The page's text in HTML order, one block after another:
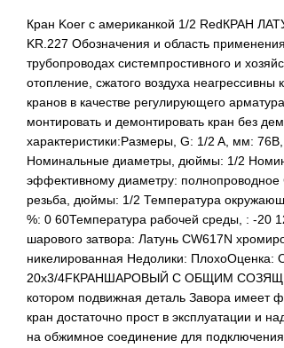
Кран Koer с американкой 1/2
KR.227 Обозначения и область
трубопроводах системпростивного и
отопление, сжатого воздуха
кранов в качестве регулирующего
монтировать и демонтировать кран без
характеристики:Размеры, G: 1/2 A, мм:
Номинальные диаметры, дюймы: 1/2
эффективному диаметру:
резьба, дюймы: 1/2 Температура
%: 0 60Температура рабочей среды, : -20
шарового затвора: Латунь CW617N
никелированная Недолики: ПлохоОценка:
20x3/4FКРАНШАРОВЫЙ С ОБЩИМ
котором подвижная деталь Завора имеет
кран достаточно прост в эксплуатации и
на обжимное соединение для